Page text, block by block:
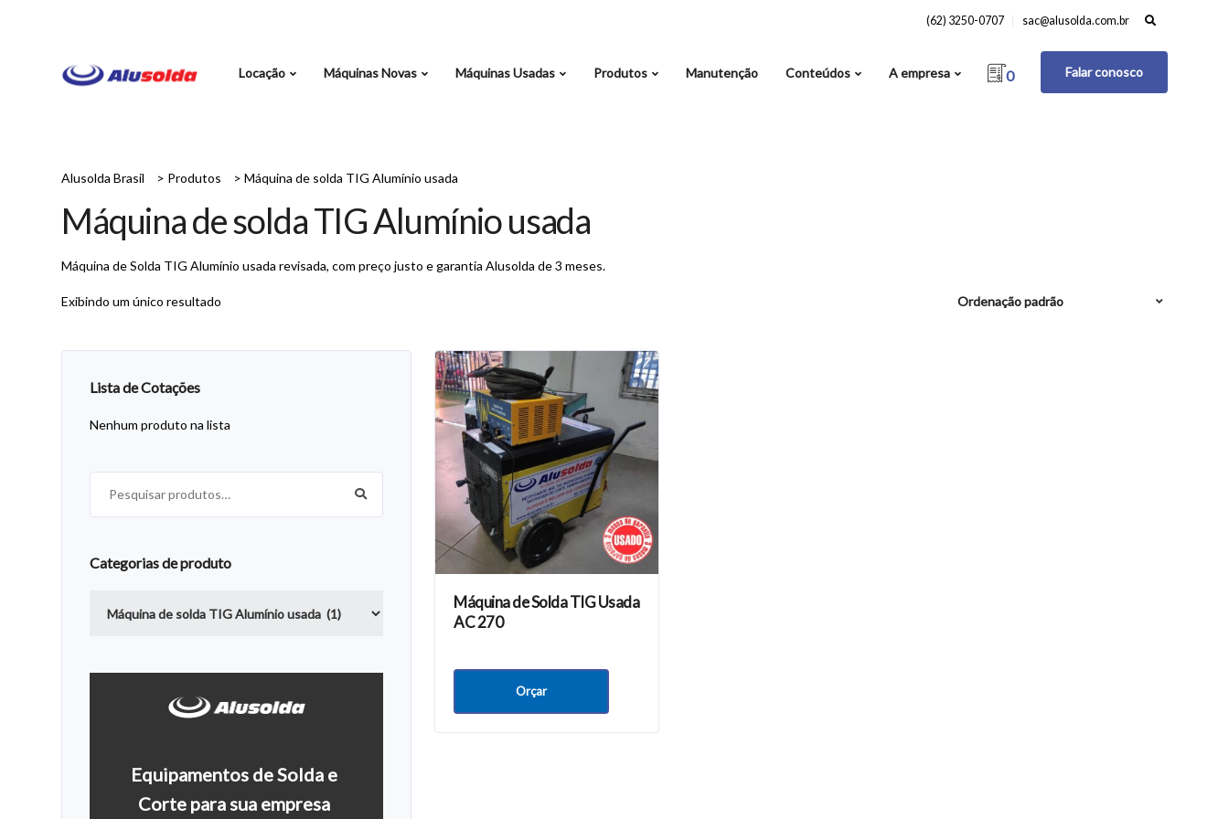
Search
(62) 3250-0707 sac@alusolda.com.br
Locação Máquinas Novas Máquinas Usadas Produtos Manutenção Conteúdos A empresa Falar conosco
0
Alusolda Brasil > Produtos > Máquina de solda TIG Alumínio usada
Máquina de solda TIG Alumínio usada
Máquina de Solda TIG Alumínio usada revisada, com preço justo e garantia Alusolda de 3 meses.
Exibindo um único resultado
Lista de Cotações
Nenhum produto na lista
Categorias de produto
Equipamentos de Solda e
Corte para sua empresa
Máquina de Solda TIG Usada
AC 270
Orçar
Entre em contato conosco